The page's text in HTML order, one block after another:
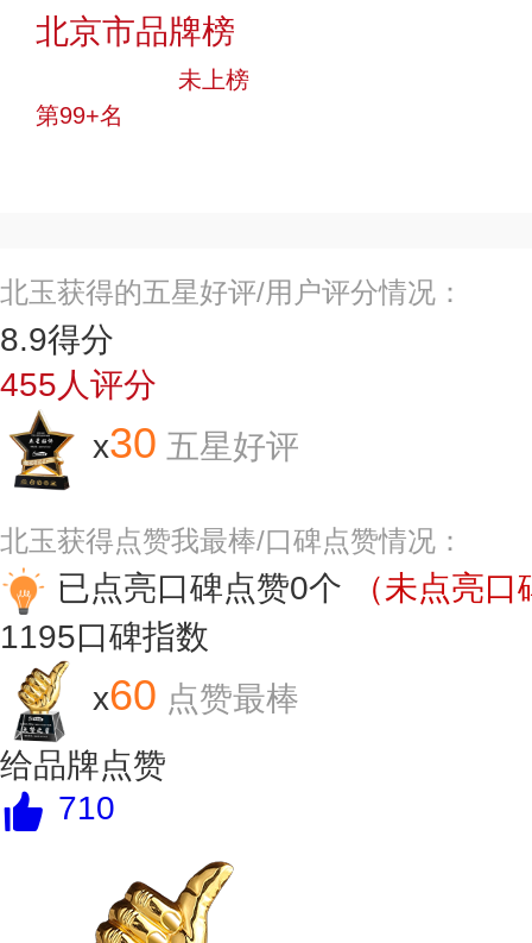
北京市品牌榜
未上榜
第99+名
北玉获得的五星好评/用户评分情况：
8.9得分
455人评分
x30 五星好评
北玉获得点赞我最棒/口碑点赞情况：
已点亮口碑点赞0个
（未点亮
1195口碑指数
x60 点赞最棒
给品牌点赞
710